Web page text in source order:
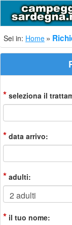
Sei in: Home
* seleziona il
* data arrivo:
* adulti:
* il tuo nome: